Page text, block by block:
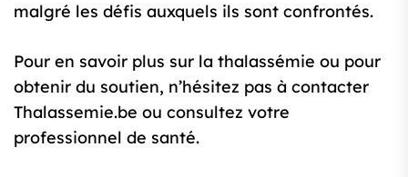
malgré les défis auxquels ils sont confrontés.
Pour en savoir plus sur la thalassémie ou pour
obtenir du soutien, n’hésitez pas à contacter
Thalassemie.be ou consultez votre
professionnel de santé.